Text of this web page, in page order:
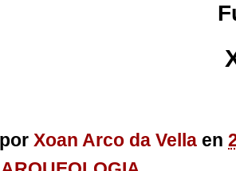
Xoan Arco da Vella en